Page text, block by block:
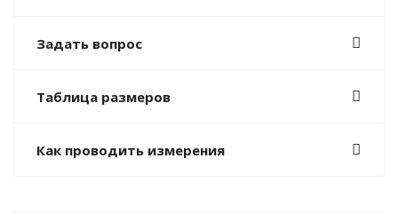
Задать вопрос
Таблица размеров
Как проводить измерения